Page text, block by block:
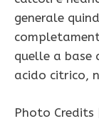
generale
quelle a base
acido citrico,
Photo Credits